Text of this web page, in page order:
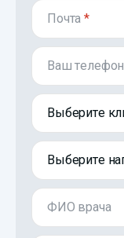
Почта*
Ваш
Выберите
Выберите
ФИО врача